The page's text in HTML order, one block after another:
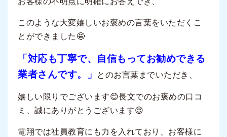
このような大変嬉しいお褒めの言葉をいただくこ
とができました🤩
「対応も丁寧で、自信もってお勧めできる
業者さんです。」
とのお言葉までいただき、
嬉しい限りでございます😊長文でのお褒めの口コ
ミ、誠にありがとうございます😌
電翔では社員教育にも力を入れており、お客様に